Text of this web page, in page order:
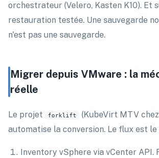
orchestrateur (Velero, Kasten K10). Et
restauration testée. Une sauvegarde
n'est pas une sauvegarde.
Migrer depuis VMware : la
réelle
Le projet forklift
(KubeVirt MTV
automatise la conversion. Le flux est le
Inventory vSphere via vCenter API.